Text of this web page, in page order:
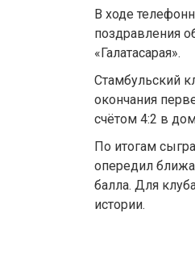
В ходе
поздравления
«Галатасарая».
Стамбульский
окончания
счётом 4:2 в
По итогам
опередил
балла. Для
истории.